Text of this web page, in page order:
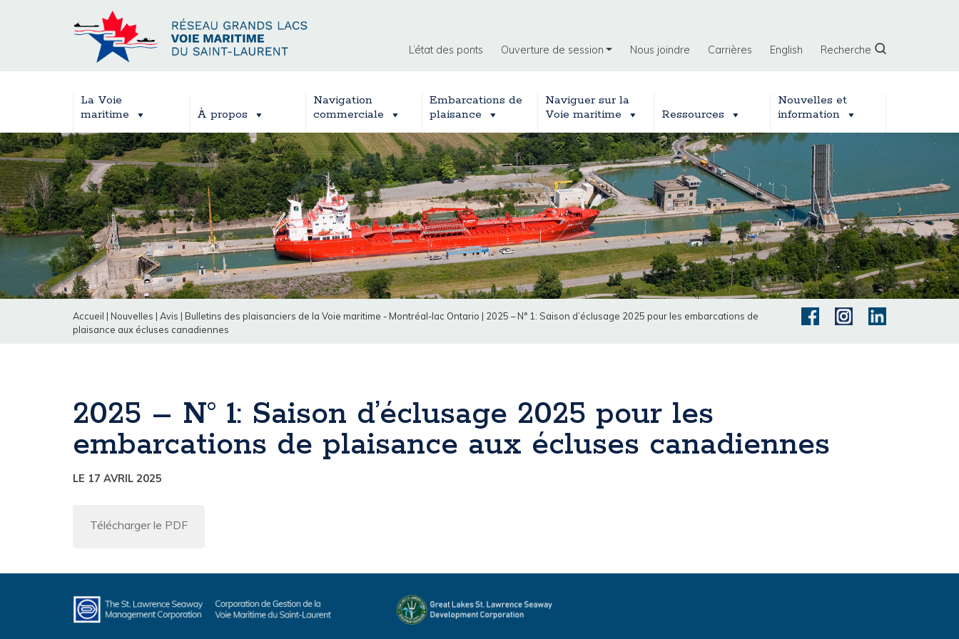
L’état des ponts Ouverture de session Nous joindre Carrières English Recherche
La Voie
maritime
À propos
Navigation
commerciale
Embarcations de
plaisance
Naviguer sur la
Voie maritime
Ressources
Nouvelles et
information
Accueil | Nouvelles | Avis | Bulletins des plaisanciers de la Voie maritime - Montréal-lac Ontario | 2025 – N° 1: Saison d’éclusage 2025 pour les embarcations de
plaisance aux écluses canadiennes
2025 – N° 1: Saison d’éclusage 2025 pour les
embarcations de plaisance aux écluses canadiennes
LE 17 AVRIL 2025
Télécharger le PDF